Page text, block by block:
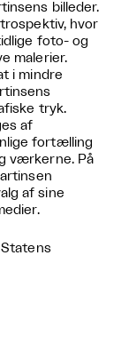
billeder.
hvor
foto- og
malerier.
i mindre
tryk.
af
fortælling
værkerne. På
af sine